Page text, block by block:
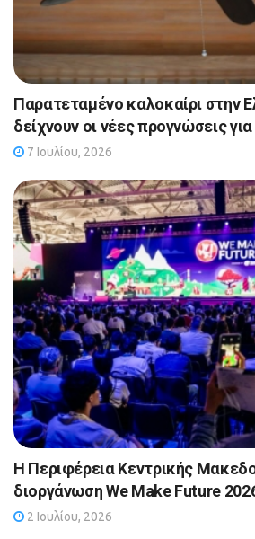
Παρατεταμένο καλοκαίρι στην
δείχνουν οι νέες προγνώσεις
7 Ιουλίου, 2026
Η Περιφέρεια Κεντρικής
διοργάνωση We Make Future
2 Ιουλίου, 2026